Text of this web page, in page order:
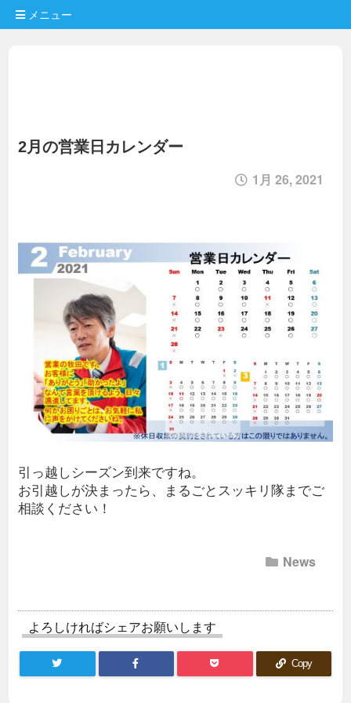
メニュー
2月の営業日カレンダー
1月 26, 2021
引っ越しシーズン到来ですね。
お引越しが決まったら、まるごとスッキリ隊までご
相談ください！
News
よろしければシェアお願いします
Copy